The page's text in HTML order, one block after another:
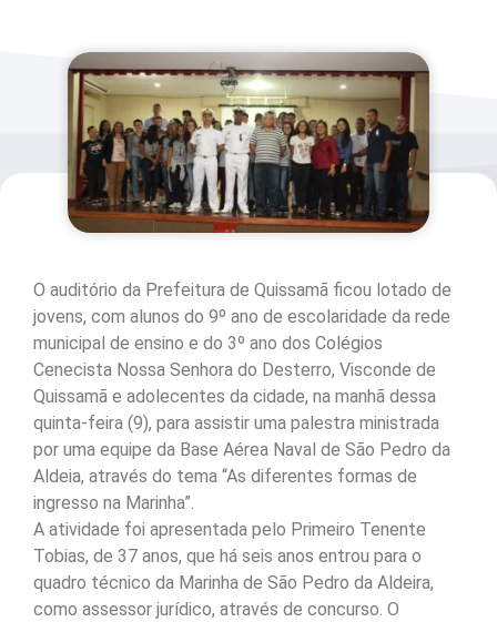
O auditório da Prefeitura de Quissamã ficou lotado de
jovens, com alunos do 9º ano de escolaridade da rede
municipal de ensino e do 3º ano dos Colégios
Cenecista Nossa Senhora do Desterro, Visconde de
Quissamã e adolecentes da cidade, na manhã dessa
quinta-feira (9), para assistir uma palestra ministrada
por uma equipe da Base Aérea Naval de São Pedro da
Aldeia, através do tema “As diferentes formas de
ingresso na Marinha”.
A atividade foi apresentada pelo Primeiro Tenente
Tobias, de 37 anos, que há seis anos entrou para o
quadro técnico da Marinha de São Pedro da Aldeira,
como assessor jurídico, através de concurso. O